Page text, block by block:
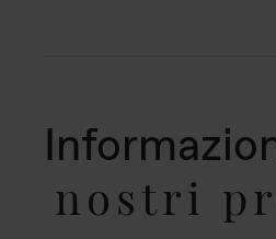
nostri